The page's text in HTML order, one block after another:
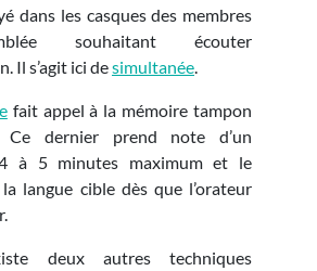
dans les casques des membres
souhaitant écouter
Il s’agit ici desimultanée
fait appel à la mémoire tampon
Ce dernier prend note d’un
à 5 minutes maximum et le
langue cible dès que l’orateur
deux autres techniques